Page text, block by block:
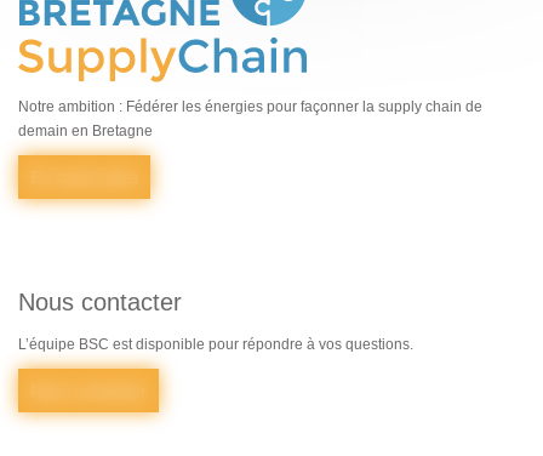
Notre ambition : Fédérer les énergies pour façonner la supply chain de
demain en Bretagne
Nous contacter
L’équipe BSC est disponible pour répondre à vos questions.